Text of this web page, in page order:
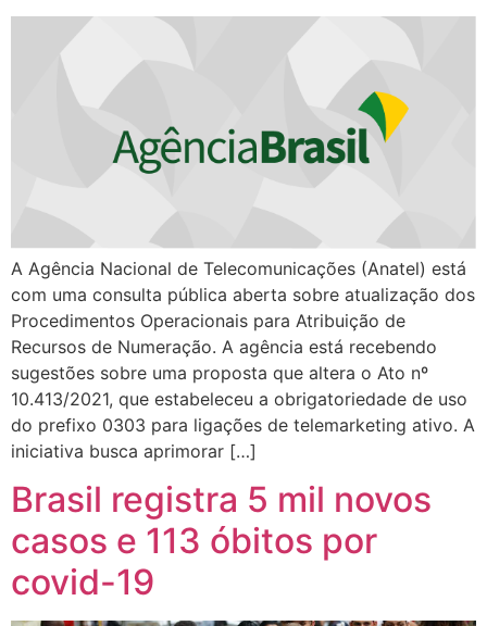
A Agência Nacional de Telecomunicações (Anatel) está
com uma consulta pública aberta sobre atualização dos
Procedimentos Operacionais para Atribuição de
Recursos de Numeração. A agência está recebendo
sugestões sobre uma proposta que altera o Ato nº
10.413/2021, que estabeleceu a obrigatoriedade de uso
do prefixo 0303 para ligações de telemarketing ativo. A
iniciativa busca aprimorar […]
Brasil registra 5 mil novos
casos e 113 óbitos por
covid-19